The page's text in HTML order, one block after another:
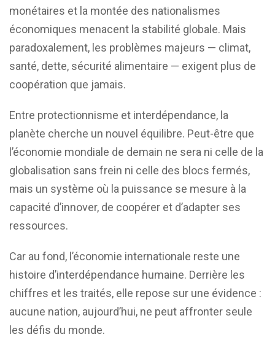
monétaires et la montée des nationalismes
économiques menacent la stabilité globale. Mais
paradoxalement, les problèmes majeurs — climat,
santé, dette, sécurité alimentaire — exigent plus de
coopération que jamais.
Entre protectionnisme et interdépendance, la
planète cherche un nouvel équilibre. Peut-être que
l’économie mondiale de demain ne sera ni celle de la
globalisation sans frein ni celle des blocs fermés,
mais un système où la puissance se mesure à la
capacité d’innover, de coopérer et d’adapter ses
ressources.
Car au fond, l’économie internationale reste une
histoire d’interdépendance humaine. Derrière les
chiffres et les traités, elle repose sur une évidence :
aucune nation, aujourd’hui, ne peut affronter seule
les défis du monde.